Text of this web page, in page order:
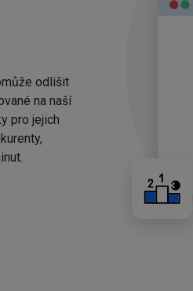
odlišit
na naší
pro jejich